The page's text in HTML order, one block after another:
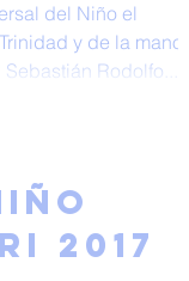
del Niño el
y de la mano
Rodolfo...
2017